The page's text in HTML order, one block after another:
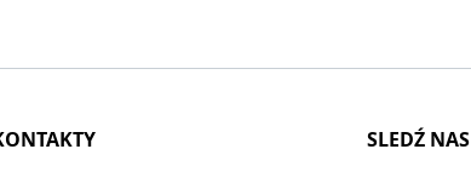
SLEDŹ NAS